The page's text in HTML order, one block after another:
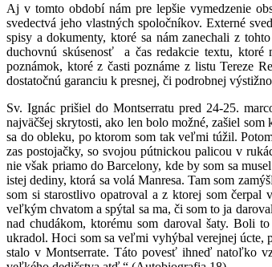
Aj v tomto období nám pre lepšie vymedzenie
svedectvá jeho vlastných spoločníkov. Externé
spisy a dokumenty, ktoré sa nám zanechali z
duchovnú skúsenosť a čas redakcie textu, ktoré
poznámok, ktoré z časti poznáme z listu Tereze
dostatočnú garanciu k presnej, či podrobnej
Sv. Ignác prišiel do Montserratu pred 24-25.
najväčšej skrytosti, ako len bolo možné, zašiel
sa do obleku, po ktorom som tak veľmi túžil.
zas postojačky, so svojou pútnickou palicou v
nie však priamo do Barcelony, kde by som sa
istej dediny, ktorá sa volá Manresa. Tam som
som si starostlivo opatroval a z ktorej som
veľkým chvatom a spýtal sa ma, či som to ja
nad chudákom, ktorému som daroval šaty. Boli
ukradol. Hoci som sa veľmi vyhýbal verejnej úcte,
stalo v Montserrate. Táto povesť ihneď natoľko